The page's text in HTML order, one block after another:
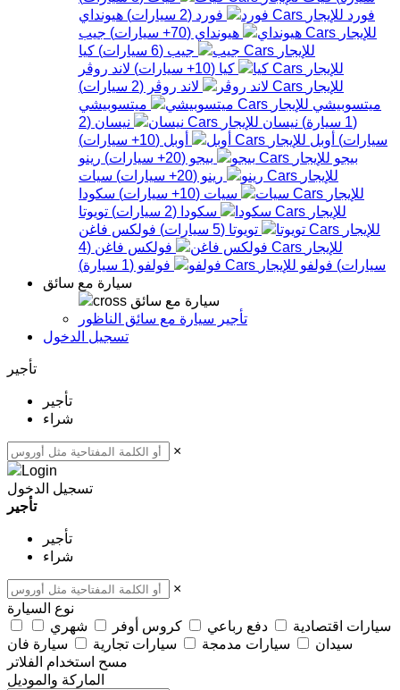
فورد
فورد (
2 سيارات) هيونداي
هيونداي (
70+ سيارات) جيب
جيب (
6 سيارات) كيا
كيا (
10+ سيارات) لاند روڤر
لاند روڤر (
2 سيارات)
ميتسوبيشي
ميتسوبيشي
(
1 سيارة) نيسان نيسان (
2
سيارات) أوبل أوبل (
10+ سيارات)
بيجو
بيجو (
20+ سيارات) رينو
رينو (
20+ سيارات) سيات
سيات (
10+ سيارات) سكودا
سكودا (
2 سيارات) تويوتا
تويوتا (
5 سيارات) فولكس فاغن
فولكس فاغن (
4
سيارات) فولفو فولفو (
1 سيارة)
سيارة مع سائق
سيارة مع سائق
تأجير سيارة مع سائق الناظور
تسجيل الدخول
تأجير
تأجير
شراء
×
تسجيل الدخول
تأجير
تأجير
شراء
×
نوع السيارة
سيارات اقتصادية
دفع رباعي كروس أوفر
شهري
سيدان
سيارات مدمجة سيارات تجارية
سيارة فان
مسح استخدام الفلاتر
الماركة والموديل